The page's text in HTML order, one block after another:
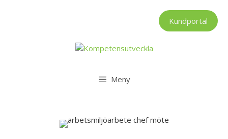
Kundportal
Meny